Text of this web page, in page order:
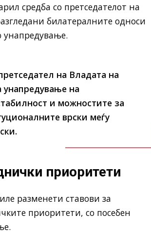
средба со претседателот на
билатералните односи
унапредување.
на Владата на
унапредување на
и можностите за
врски меѓу
приоритети
разменети ставови за
приоритети, со посебен